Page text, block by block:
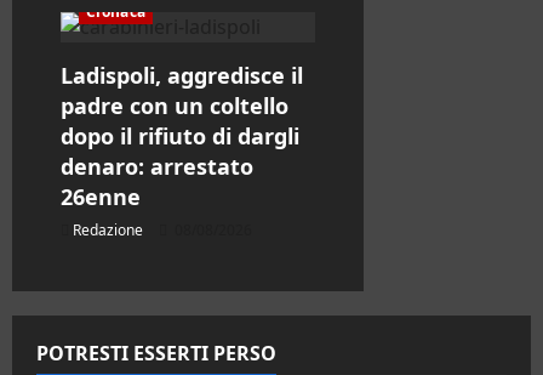
Cronaca
Ladispoli, aggredisce il
padre con un coltello
dopo il rifiuto di dargli
denaro: arrestato
26enne
Redazione
POTRESTI ESSERTI PERSO